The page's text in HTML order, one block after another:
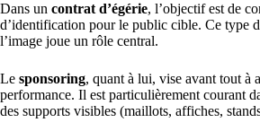
Dans un contrat d’égérie, l’objectif est de
d’identification pour le public cible. Ce type
l’image joue un rôle central.
Le sponsoring, quant à lui, vise avant tout à
performance. Il est particulièrement courant
des supports visibles (maillots, affiches,